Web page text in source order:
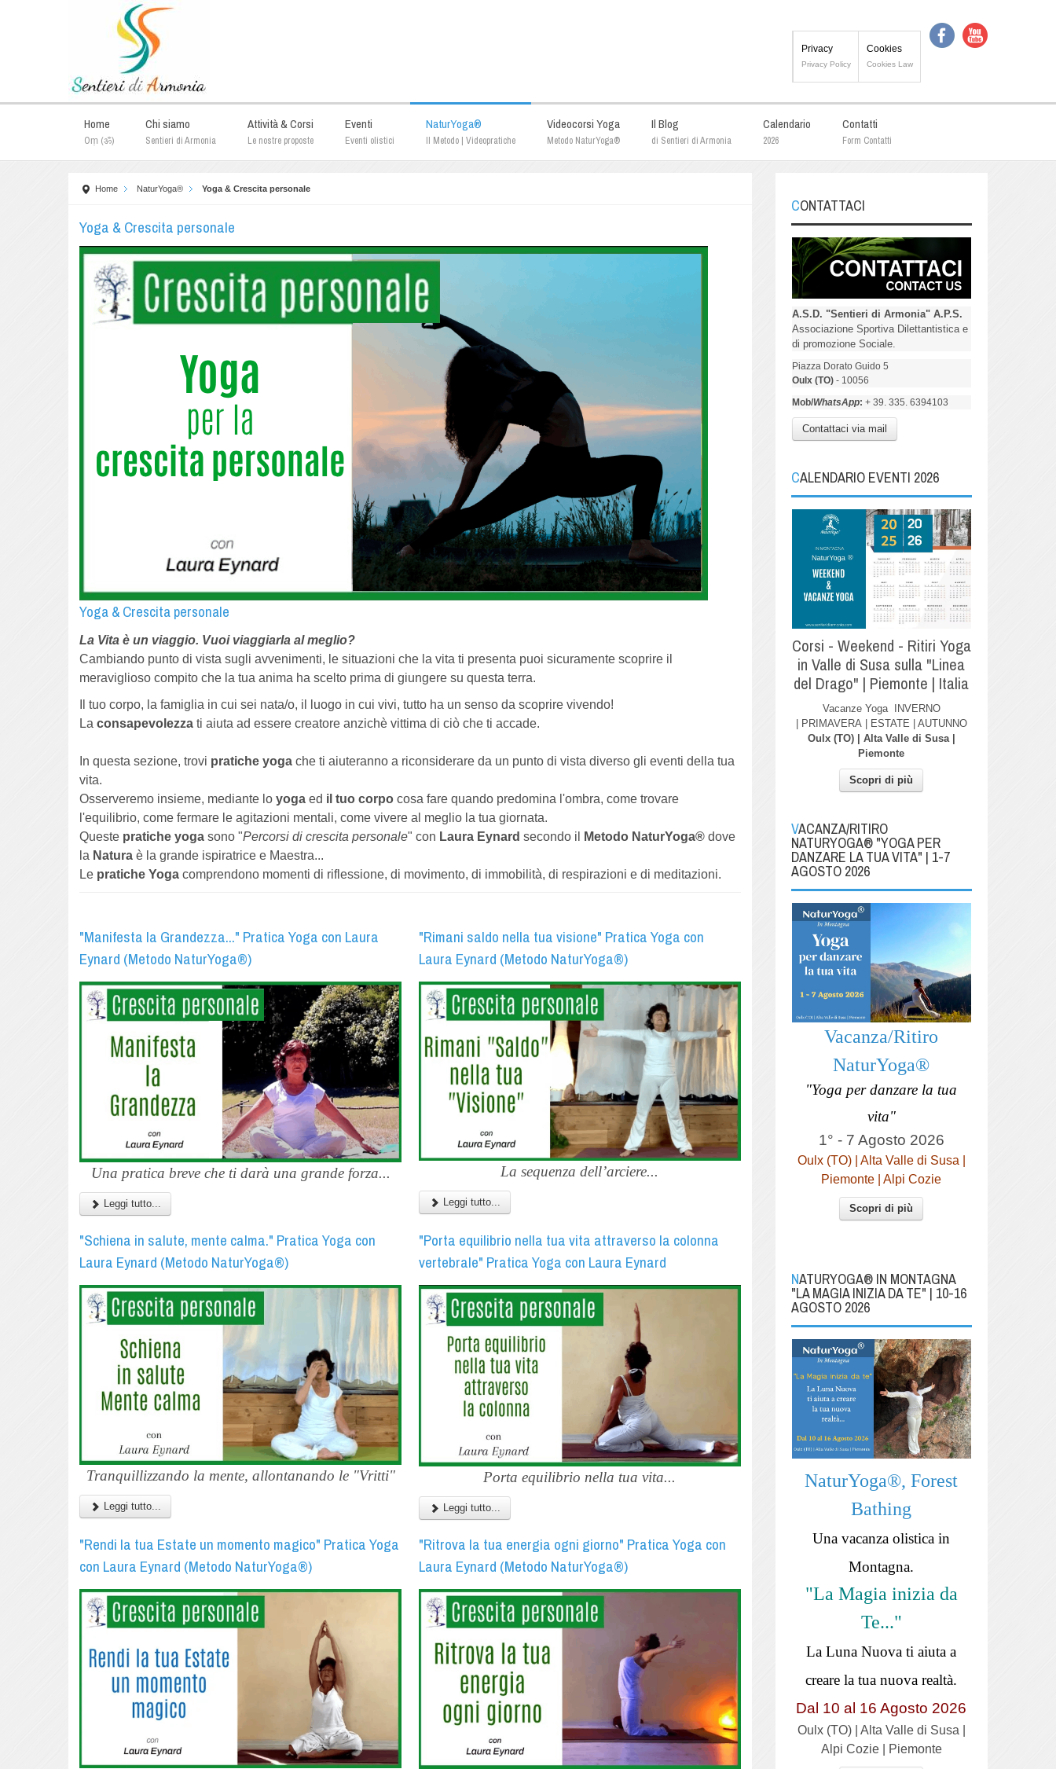
Privacy
Privacy Policy
Cookies
Cookies Law
Home
Oṃ (ॐ)
Chi siamo
Sentieri di Armonia
Attività & Corsi
Le nostre proposte
Eventi
Eventi olistici
NaturYoga®
Il Metodo | Videopratiche
Videocorsi Yoga
Metodo NaturYoga®
Il Blog
di Sentieri di Armonia
Calendario
2026
Contatti
Form Contatti
Home NaturYoga® Yoga & Crescita personale
Yoga & Crescita personale
Yoga & Crescita personale
La Vita è un viaggio. Vuoi viaggiarla al meglio?
Cambiando punto di vista sugli avvenimenti, le situazioni che la vita ti presenta puoi sicuramente scoprire il
meraviglioso compito che la tua anima ha scelto prima di giungere su questa terra.
Il tuo corpo, la famiglia in cui sei nata/o, il luogo in cui vivi, tutto ha un senso da scoprire vivendo!
Laconsapevolezza ti aiuta ad essere creatore anzichè vittima di ciò che ti accade.
In questa sezione, trovi pratiche yoga che ti aiuteranno a riconsiderare da un punto di vista diverso gli eventi della tua
vita.
Osserveremo insieme, mediante lo yoga ed il tuo corpo cosa fare quando predomina l'ombra, come trovare
l'equilibrio, come fermare le agitazioni mentali, come vivere al meglio la tua giornata.
Queste pratiche yoga sono "Percorsi di crescita personale" con Laura Eynard secondo il Metodo NaturYoga® dove
la Natura è la grande ispiratrice e Maestra...
Le pratiche Yoga comprendono momenti di riflessione, di movimento, di immobilità, di respirazioni e di meditazioni.
"Manifesta la Grandezza..." Pratica Yoga con Laura
Eynard (Metodo NaturYoga®)
Una pratica breve che ti darà una grande forza...
Leggi tutto...
"Rimani saldo nella tua visione" Pratica Yoga con
Laura Eynard (Metodo NaturYoga®)
La sequenza dell’arciere...
Leggi tutto...
"Schiena in salute, mente calma." Pratica Yoga con
Laura Eynard (Metodo NaturYoga®)
Tranquillizzando la mente, allontanando le "Vritti"
Leggi tutto...
"Porta equilibrio nella tua vita attraverso la colonna
vertebrale" Pratica Yoga con Laura Eynard
Porta equilibrio nella tua vita...
Leggi tutto...
"Rendi la tua Estate un momento magico" Pratica Yoga
con Laura Eynard (Metodo NaturYoga®)
"Ritrova la tua energia ogni giorno" Pratica Yoga con
Laura Eynard (Metodo NaturYoga®)
CONTATTACI
A.S.D. "Sentieri di Armonia" A.P.S.
Associazione Sportiva Dilettantistica e
di promozione Sociale.
Piazza Dorato Guido 5
Oulx (TO)- 10056
Mob/WhatsApp: + 39. 335. 6394103
Contattaci via mail
CALENDARIO EVENTI 2026
Corsi - Weekend - Ritiri Yoga
in Valle di Susa sulla "Linea
del Drago" | Piemonte | Italia
Vacanze Yoga INVERNO
| PRIMAVERA | ESTATE | AUTUNNO
Oulx (TO) | Alta Valle di Susa |
Piemonte
Scopri di più
VACANZA/RITIRO
NATURYOGA® "YOGA PER
DANZARE LA TUA VITA" | 1-7
AGOSTO 2026
Vacanza/Ritiro
NaturYoga®
"Yoga per danzare la tua
vita"
1° - 7 Agosto 2026
Oulx (TO) | Alta Valle di Susa |
Piemonte | Alpi Cozie
Scopri di più
NATURYOGA® IN MONTAGNA
"LA MAGIA INIZIA DA TE" | 10-16
AGOSTO 2026
NaturYoga®, Forest
Bathing
Una vacanza olistica in
Montagna.
"La Magia inizia da
Te..."
La Luna Nuova ti aiuta a
creare la tua nuova realtà.
Dal 10 al 16 Agosto 2026
Oulx (TO) | Alta Valle di Susa |
Alpi Cozie | Piemonte